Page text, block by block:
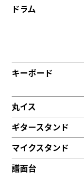
ドラム
キーボード
丸イス
ギタースタンド
マイクスタンド
譜面台